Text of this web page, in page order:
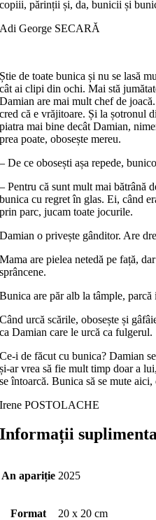
copiii, părinții și, da, bunicii și
Adi George SECARĂ
Știe de toate bunica și nu se lasă
cât ai clipi din ochi. Mai stă
Damian are mai mult chef de
cred că e vrăjitoare. Și la șotronul
piatra mai bine decât Damian,
prea poate, obosește mereu.
– De ce obosești așa repede,
– Pentru că sunt mult mai bătrână
bunica cu regret în glas. Ei, când
prin parc, jucam toate jocurile.
Damian o privește gânditor. Are
Mama are pielea netedă pe față,
sprâncene.
Bunica are păr alb la tâmple,
Când urcă scările, obosește și
ca Damian care le urcă ca fulgerul.
Ce-i de făcut cu bunica? Damian
și-ar vrea să fie mult timp doar a
se întoarcă. Bunica să se mute
Irene POSTOLACHE
Informații
An apariție 2025
Format 20 x 20 cm